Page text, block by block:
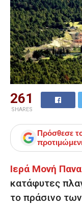
261
SHARES
Πρόσθεσε
Ιερά Μονή
κατάφυτες
το πράσινο